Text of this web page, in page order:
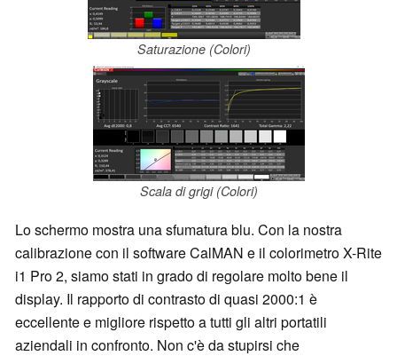
Saturazione (Colori)
Scala di grigi (Colori)
Lo schermo mostra una sfumatura blu. Con la nostra
calibrazione con il software CalMAN e il colorimetro X-Rite
i1 Pro 2, siamo stati in grado di regolare molto bene il
display. Il rapporto di contrasto di quasi 2000:1 è
eccellente e migliore rispetto a tutti gli altri portatili
aziendali in confronto. Non c'è da stupirsi che